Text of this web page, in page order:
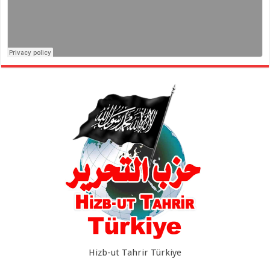
Hizb-ut Tahrir Türkiye